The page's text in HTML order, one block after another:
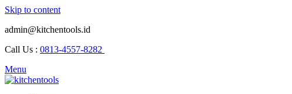
Skip to content
admin@kitchentools.id
Call Us : 0813-4557-8282
Menu